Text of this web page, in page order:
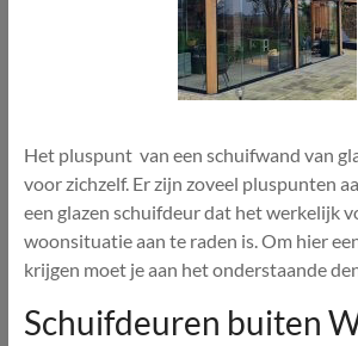
Het pluspunt van een schuifwand van
voor zichzelf. Er zijn zoveel pluspunten
een glazen schuifdeur dat het werkelijk
woonsituatie aan te raden is. Om hier
krijgen moet je aan het onderstaande
Schuifdeuren buiten